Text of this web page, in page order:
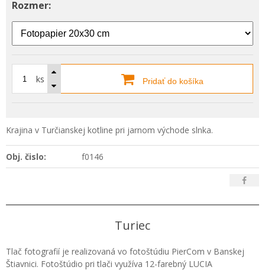
Rozmer:
ks Pridať do košíka
Krajina v Turčianskej kotline pri jarnom východe slnka.
Obj. čislo: f0146
Turiec
Tlač fotografií je realizovaná vo fotoštúdiu PierCom v Banskej
Štiavnici. Fotoštúdio pri tlači využíva 12-farebný LUCIA